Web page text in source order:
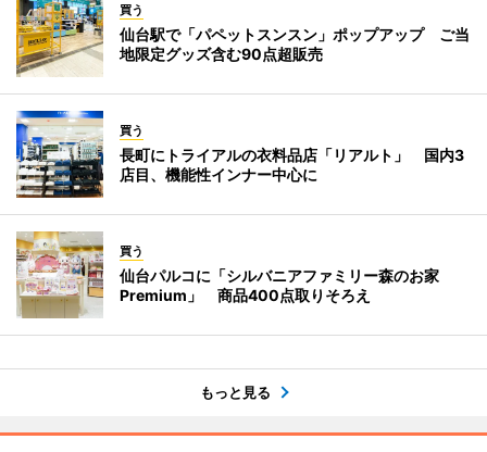
買う
仙台駅で「パペットスンスン」ポップアップ ご当
地限定グッズ含む90点超販売
買う
長町にトライアルの衣料品店「リアルト」 国内3
店目、機能性インナー中心に
買う
仙台パルコに「シルバニアファミリー森のお家
Premium」 商品400点取りそろえ
もっと見る